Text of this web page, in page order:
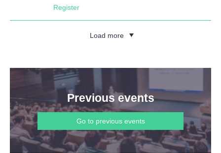
Register
Load more
Previous events
Go to previous events